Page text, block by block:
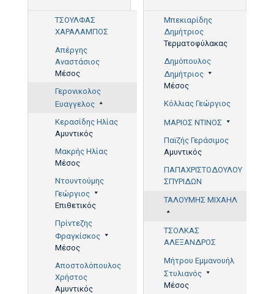
ΤΣΟΥΛΦΑΣ
ΧΑΡΑΛΑΜΠΟΣ
Απέργης
Αναστάσιος
Μέσος
Γερονικολος
Ευαγγελος
Κερασίδης Ηλίας
Αμυντικός
Μακρής Ηλίας
Μέσος
Ντουντούμης
Γεώργιος
Επιθετικός
Πρίντεζης
Φραγκίσκος
Μέσος
Αποστολόπουλος
Χρήστος
Αμυντικός
Μπεκιαρίδης
Δημήτριος
Τερματοφύλακας
Δημόπουλος
Δημήτριος
Μέσος
Κόλλιας Γεώργιος
ΜΑΡΙΟΣ ΝΤΙΝΟΣ
Παϊζής Γεράσιμος
Αμυντικός
ΠΑΠΑΧΡΙΣΤΟΔΟΥΛΟΥ
ΣΠΥΡΙΔΩΝ
ΤΑΛΟΥΜΗΣ ΜΙΧΑΗΛ
ΤΣΟΛΚΑΣ
ΑΛΕΞΑΝΔΡΟΣ
Μήτρου Εμμανουήλ
Στυλιανός
Μέσος